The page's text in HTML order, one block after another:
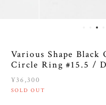
Various Shape
Circle Ring #15.5 /
¥36,300
SOLD OUT